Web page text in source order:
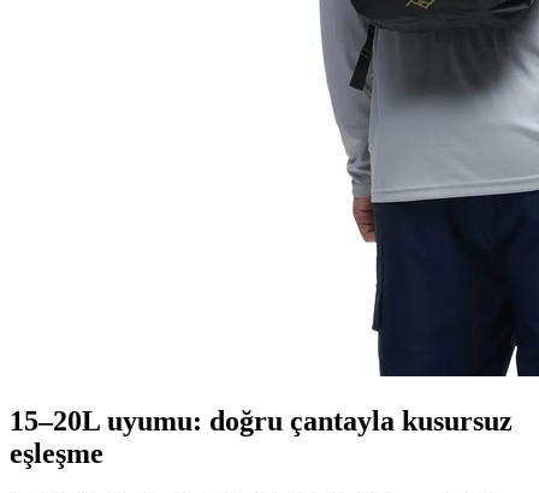
15–20L uyumu: doğru çantayla kusursuz
eşleşme